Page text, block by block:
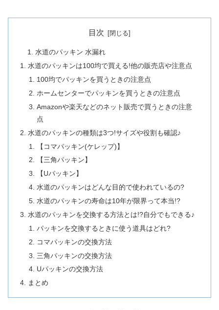
目次
水道のパッキン 水漏れ
水道のパッキンは100均で買える!他の販売店や注意点
100均でパッキンを買うときの注意点
ホームセンターでパッキンを買うときの注意点
Amazonや楽天などのネット販売で買うときの注意
点
水道のパッキンの種類は3つ!サイズや役割も確認♪
【コマパッキン(ケレップ)】
【三角パッキン】
【Uパッキン】
水道のパッキンはどんな目的で使われているの?
水道のパッキンの寿命は10年が限界って本当!?
水道のパッキンを交換する方法とは!?自分でもできる♪
パッキンを交換するときに使う道具はどれ?
コマパッキンの交換方法
三角パッキンの交換方法
Uパッキンの交換方法
まとめ